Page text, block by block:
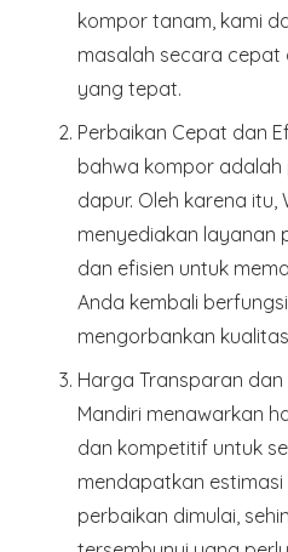
kompor tanam, kami
masalah secara cepat
yang tepat.
Perbaikan Cepat dan
bahwa kompor
dapur. Oleh karena itu,
menyediakan layanan
dan efisien untuk
Anda kembali
mengorbankan
Harga Transparan dan
Mandiri menawarkan
dan kompetitif untuk
mendapatkan
perbaikan dimulai,